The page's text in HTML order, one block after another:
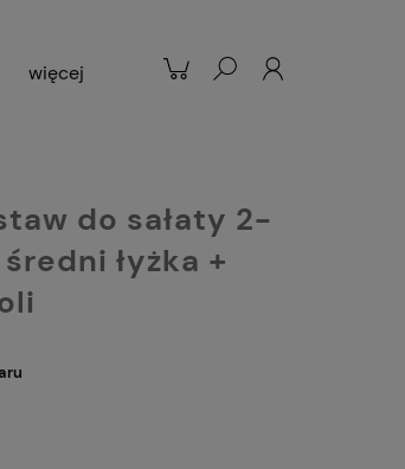
więcej
do sałaty 2-
łyżka +